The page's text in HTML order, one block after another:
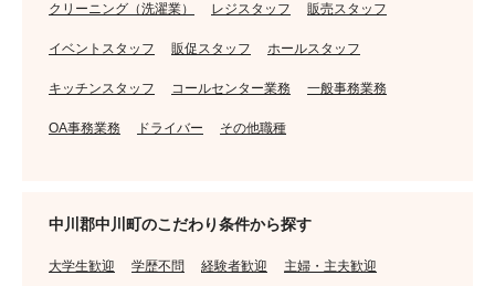
クリーニング（洗濯業） レジスタッフ 販売スタッフ
イベントスタッフ 販促スタッフ ホールスタッフ
キッチンスタッフ コールセンター業務 一般事務業務
OA事務業務 ドライバー その他職種
中川郡中川町のこだわり条件から探す
大学生歓迎 学歴不問 経験者歓迎 主婦・主夫歓迎